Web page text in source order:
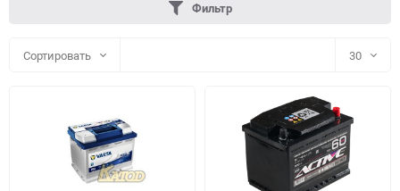
Фильтр
Сортировать 30
30
60
90